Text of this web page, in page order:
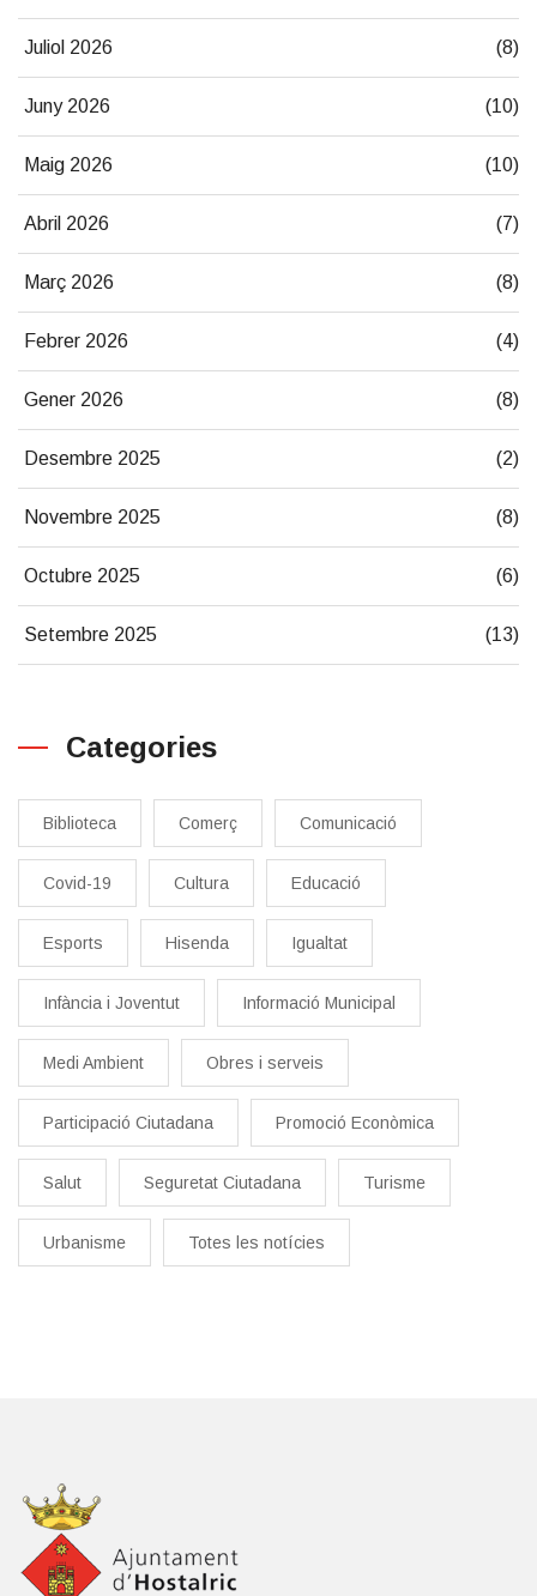
Juliol 2026 (8)
Juny 2026 (10)
Maig 2026 (10)
Abril 2026 (7)
Març 2026 (8)
Febrer 2026 (4)
Gener 2026 (8)
Desembre 2025 (2)
Novembre 2025 (8)
Octubre 2025 (6)
Setembre 2025 (13)
Categories
Biblioteca Comerç Comunicació
Covid-19 Cultura Educació
Esports Hisenda Igualtat
Infància i Joventut Informació Municipal
Medi Ambient Obres i serveis
Participació Ciutadana Promoció Econòmica
Salut Seguretat Ciutadana Turisme
Urbanisme Totes les notícies